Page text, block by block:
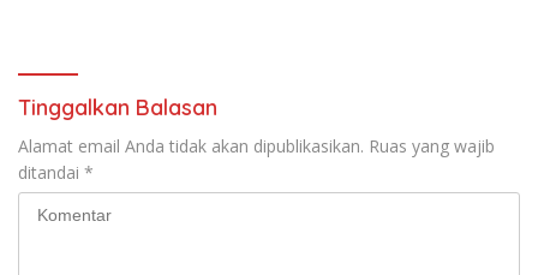
Tinggalkan Balasan
Alamat email Anda tidak akan dipublikasikan. Ruas yang wajib
ditandai *